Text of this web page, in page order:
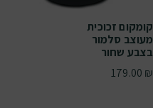
קומקום זכוכית
מעוצב סלמור
בצבע שחור
179.00 ₪